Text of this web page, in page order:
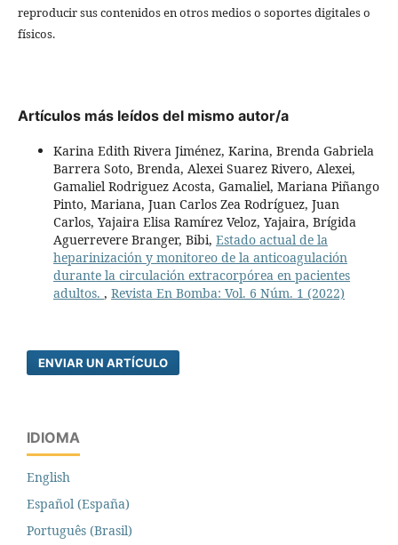
reproducir sus contenidos en otros medios o soportes digitales o
físicos.
Artículos más leídos del mismo autor/a
Karina Edith Rivera Jiménez, Karina, Brenda Gabriela
Barrera Soto, Brenda, Alexei Suarez Rivero, Alexei,
Gamaliel Rodriguez Acosta, Gamaliel, Mariana Piñango
Pinto, Mariana, Juan Carlos Zea Rodríguez, Juan
Carlos, Yajaira Elisa Ramírez Veloz, Yajaira, Brígida
Aguerrevere Branger, Bibi, Estado actual de la
heparinización y monitoreo de la anticoagulación
durante la circulación extracorpórea en pacientes
adultos. , Revista En Bomba: Vol. 6 Núm. 1 (2022)
ENVIAR UN ARTÍCULO
IDIOMA
English
Español (España)
Português (Brasil)